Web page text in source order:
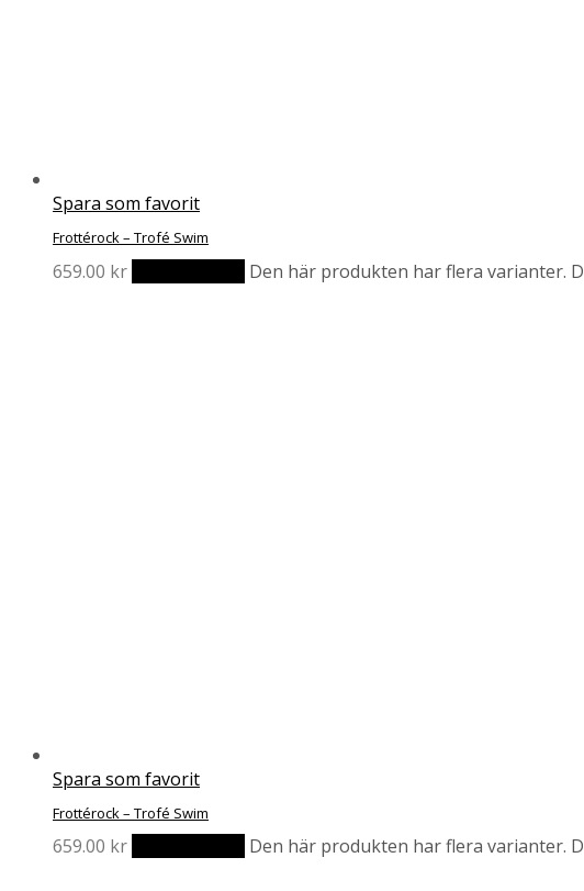
Spara som favorit
Frottérock – Trofé Swim
659.00 kr Den här produkten har flera varianter.
Spara som favorit
Frottérock – Trofé Swim
659.00 kr Den här produkten har flera varianter.